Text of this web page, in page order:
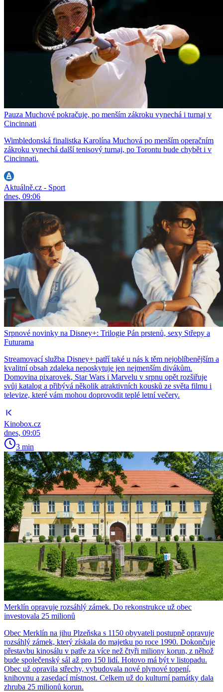
Pauza Muchové pokračuje, po menším zákroku vynechá i turnaj v
Cincinnati
Wimbledonská finalistka Karolína Muchová po menším operačním
zákroku vynechá další tenisový turnaj, po Torontu bude chybět i v
Cincinnati.
Aktuálně.cz - Sport
dnes, 09:06
Srpnové novinky na Disney+: Trilogie Pán prstenů, sexy Střepy a
Futurama
Streamovací služba Disney+ patří také u nás k těm nejoblíbenějším a
kvalitní obsah zdaleka neposkytuje jen nejmenším divákům.
Domovina pixarovek, Star Wars i Marvelu v srpnu opět rozšiřuje
svůj katalog a přibývá několik atraktivních kousků ze světa filmu i
televize, které vám mohou doprovodit teplé letní večery.
Kinobox.cz
dnes, 09:05
3 min
Merklín opravuje rozsáhlý zámek. Do rekonstrukce už obec
investovala 25 milionů
Obec Merklín na jihu Plzeňska s 1150 obyvateli postupně opravuje
rozsáhlý zámek, který získala do majetku po roce 1990. Dokončuje
přestavbu kinosálu v patře za více než čtyři miliony korun, z něhož
bude společenský sál až pro 150 lidí. Hotovo má být v listopadu.
Obec už opravila střechy, vybudovala nové plynové topení,
knihovnu a zasedací místnost. Celkem už do kulturní památky dala
zhruba 25 milionů korun.